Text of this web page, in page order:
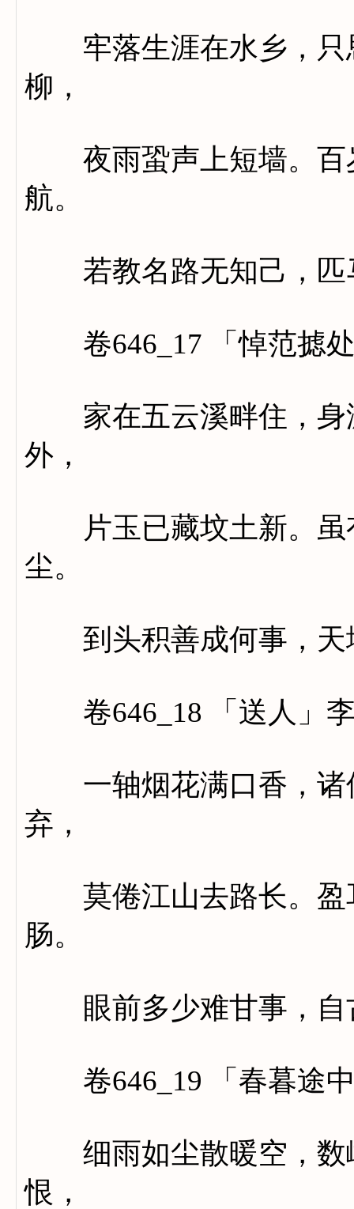
牢落生涯在水乡，只
柳，
夜雨蛩声上短墙。百
航。
若教名路无知己，匹
卷646_17 「悼范摅处
家在五云溪畔住，身
外，
片玉已藏坟土新。虽
尘。
到头积善成何事，天
卷646_18 「送人」
一轴烟花满口香，诸
弃，
莫倦江山去路长。盈
肠。
眼前多少难甘事，自
卷646_19 「春暮途
细雨如尘散暖空，数
恨，